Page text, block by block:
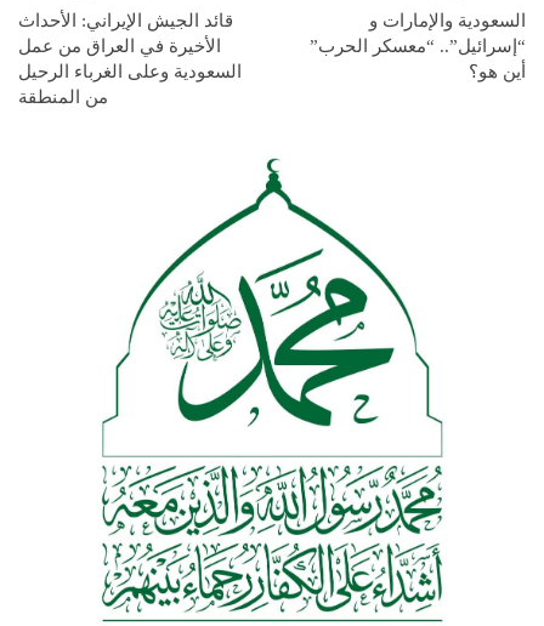
السعودية والإمارات و
“إسرائيل”.. “معسكر الحرب”
أين هو؟
قائد الجيش الإيراني: الأحداث
الأخيرة في العراق من عمل
السعودية وعلى الغرباء الرحيل
من المنطقة